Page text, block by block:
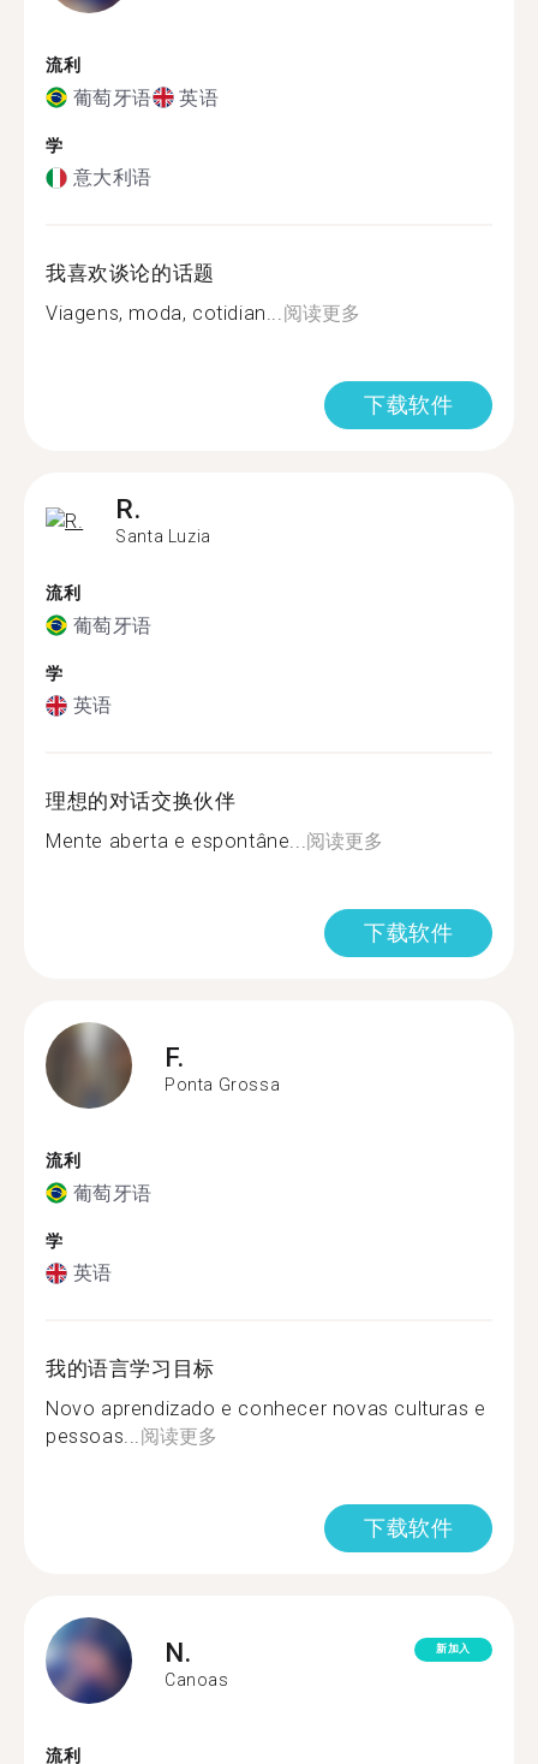
流利
葡萄牙语 英语
学
意大利语
我喜欢谈论的话题
Viagens, moda, cotidian...阅读更多
下载软件
R.
Santa Luzia
流利
葡萄牙语
学
英语
理想的对话交换伙伴
Mente aberta e espontâne...阅读更多
下载软件
F.
Ponta Grossa
流利
葡萄牙语
学
英语
我的语言学习目标
Novo aprendizado e conhecer novas culturas e
pessoas...阅读更多
下载软件
N.
Canoas
新加入
流利